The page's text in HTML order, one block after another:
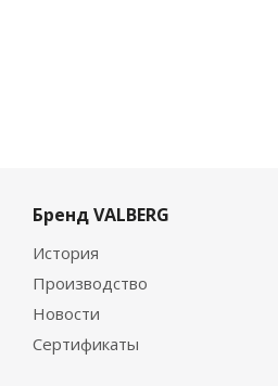
Бренд VALBERG
История
Производство
Новости
Сертификаты